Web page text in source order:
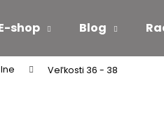
shop Blog
Veľkosti 36 - 38
Čo potrebujete